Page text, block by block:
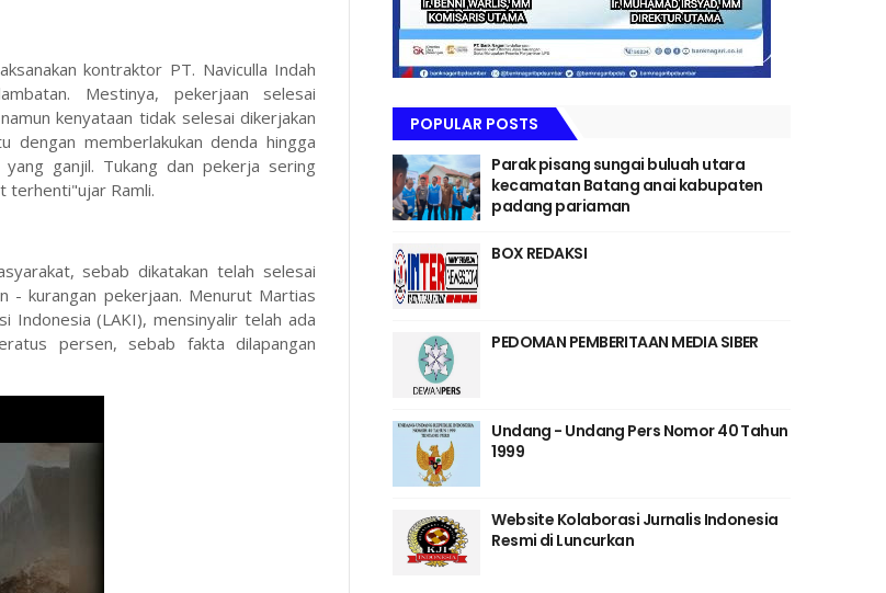
kontraktor PT. Naviculla Indah
Mestinya, pekerjaan selesai
kenyataan tidak selesai dikerjakan
dengan memberlakukan denda hingga
ganjil. Tukang dan pekerja sering
terhenti"ujar Ramli.
sebab dikatakan telah selesai
- kurangan pekerjaan. Menurut Martias
Indonesia (LAKI), mensinyalir telah ada
persen, sebab fakta dilapangan
POPULAR POSTS
Parak pisang sungai buluah utara
kecamatan Batang anai kabupaten
padang pariaman
BOX REDAKSI
PEDOMAN PEMBERITAAN MEDIA SIBER
Undang - Undang Pers Nomor 40 Tahun
1999
Website Kolaborasi Jurnalis Indonesia
Resmi di Luncurkan